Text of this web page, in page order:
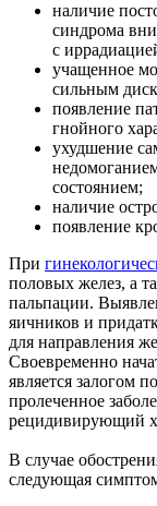
наличие
синдрома
с
учащенное
сильным
появление
гнойного
ухудшение
состоянием;
наличие
появление
При
половых желез, а
пальпации.
яичников и
для направления
Своевременно
является залогом
пролеченное
рецидивирующий
В случае
следующая